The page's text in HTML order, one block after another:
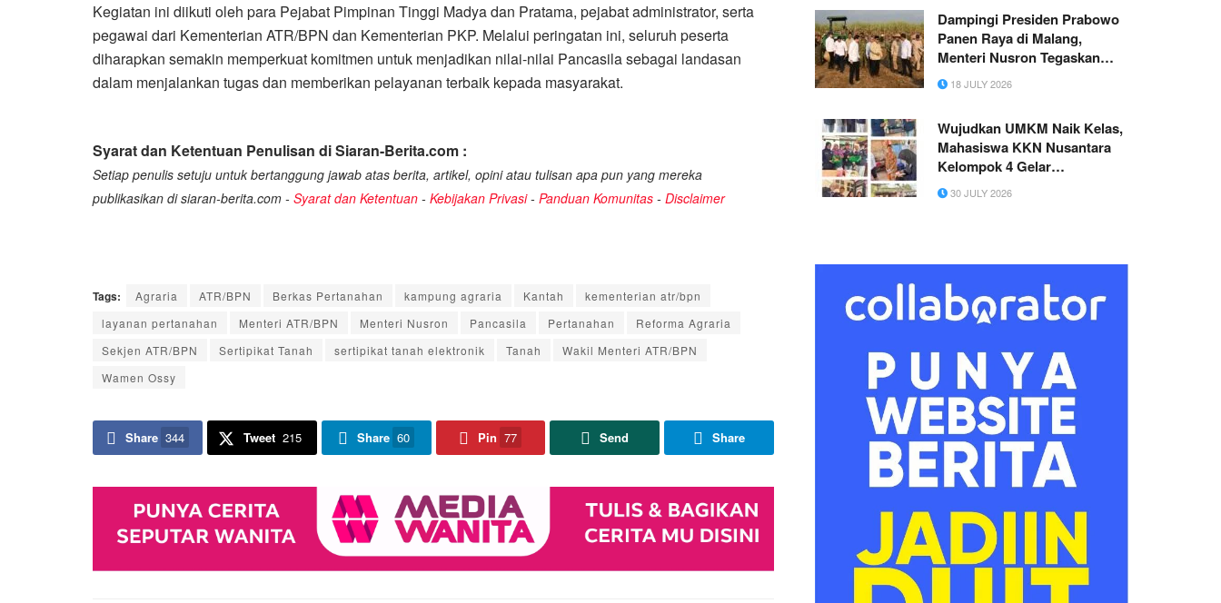
Kegiatan ini diikuti oleh para Pejabat Pimpinan Tinggi Madya dan Pratama, pejabat administrator, serta
pegawai dari Kementerian ATR/BPN dan Kementerian PKP. Melalui peringatan ini, seluruh peserta
diharapkan semakin memperkuat komitmen untuk menjadikan nilai-nilai Pancasila sebagai landasan
dalam menjalankan tugas dan memberikan pelayanan terbaik kepada masyarakat.
Syarat dan Ketentuan Penulisan di Siaran-Berita.com :
Setiap penulis setuju untuk bertanggung jawab atas berita, artikel, opini atau tulisan apa pun yang mereka
publikasikan di siaran-berita.com - Syarat dan Ketentuan - Kebijakan Privasi- Panduan Komunitas - Disclaimer
Tags: Agraria ATR/BPN Berkas Pertanahan kampung agraria Kantah
kementerian atr/bpn
layanan pertanahan
Menteri ATR/BPN Menteri Nusron Pancasila Pertanahan
Reforma Agraria
Sekjen ATR/BPN
Sertipikat Tanah sertipikat tanah elektronik Tanah
Wakil Menteri ATR/BPN
Wamen Ossy
Share 344 Tweet 215 Share 60 Pin 77 Send Share
Dampingi Presiden Prabowo
Panen Raya di Malang,
Menteri Nusron Tegaskan
Ketahanan Pangan Dimulai
dari Kepastian Hukum Tanah
18 JULY 2026
Wujudkan UMKM Naik Kelas,
Mahasiswa KKN Nusantara
Kelompok 4 Gelar
Pendampingan Sertifikasi
Halal di Desa Lebak
30 JULY 2026